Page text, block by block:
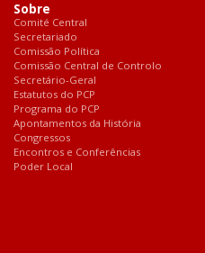
Sobre
Comité Central
Secretariado
Comissão Política
Comissão Central de Controlo
Secretário-Geral
Estatutos do PCP
Programa do PCP
Apontamentos da História
Congressos
Encontros e Conferências
Poder Local